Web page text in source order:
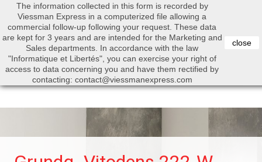
 
Search
The information collected in this form is recorded by
Viessman Express in a computerized file allowing a
commercial follow-up following your request. These data
are kept for 3 years and are intended for the Marketing and
Sales departments. In accordance with the law
"Informatique et Libertés", you can exercise your right of
access to data concerning you and have them rectified by
contacting: contact@viessmanexpress.com
close